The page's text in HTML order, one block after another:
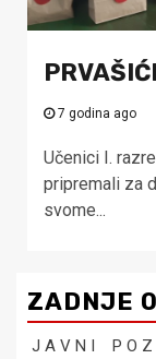
PRVAŠIĆI
7 godina ago
Učenici I.
pripremali za
svome...
ZADNJE
J A V N I P O Z